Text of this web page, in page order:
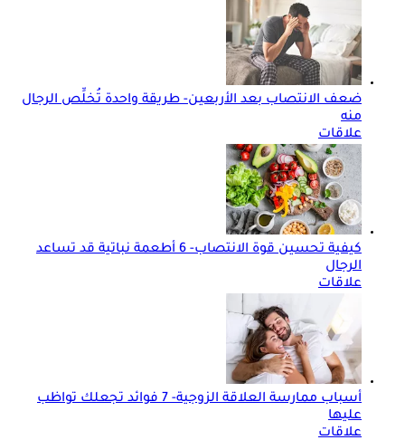
ضعف الانتصاب بعد الأربعين- طريقة واحدة تُخلِّص الرجال
منه
علاقات
كيفية تحسين قوة الانتصاب- 6 أطعمة نباتية قد تساعد
الرجال
علاقات
أسباب ممارسة العلاقة الزوجية- 7 فوائد تجعلك تواظب
عليها
علاقات